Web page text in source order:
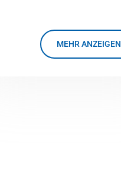
MEHR ANZEIGEN